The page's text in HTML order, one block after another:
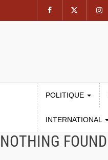
POLITIQUE
INTERNATIONAL
NOTHING FOUND